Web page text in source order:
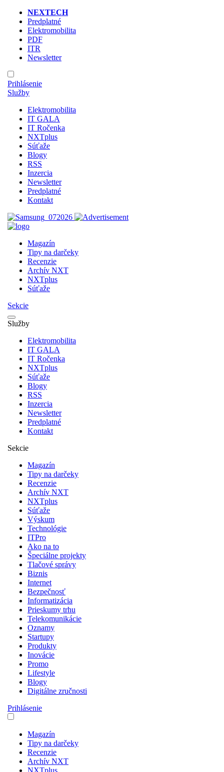
NEXTECH
Predplatné
Elektromobilita
PDF
ITR
Newsletter
Prihlásenie
Služby
Elektromobilita
IT GALA
IT Ročenka
NXTplus
Súťaže
Blogy
RSS
Inzercia
Newsletter
Predplatné
Kontakt
Magazín
Tipy na darčeky
Recenzie
Archív NXT
NXTplus
Súťaže
Sekcie
Služby
Elektromobilita
IT GALA
IT Ročenka
NXTplus
Súťaže
Blogy
RSS
Inzercia
Newsletter
Predplatné
Kontakt
Sekcie
Magazín
Tipy na darčeky
Recenzie
Archív NXT
NXTplus
Súťaže
Výskum
Technológie
ITPro
Ako na to
Špeciálne projekty
Tlačové správy
Biznis
Internet
Bezpečnosť
Informatizácia
Prieskumy trhu
Telekomunikácie
Oznamy
Startupy
Produkty
Inovácie
Promo
Lifestyle
Blogy
Digitálne zručnosti
Prihlásenie
Magazín
Tipy na darčeky
Recenzie
Archív NXT
NXTplus